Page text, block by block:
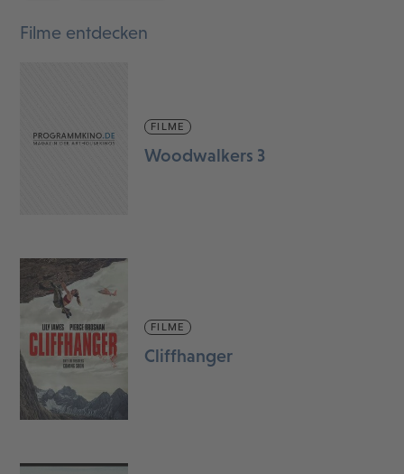
Filme entdecken
FILME
Woodwalkers 3
FILME
Cliffhanger